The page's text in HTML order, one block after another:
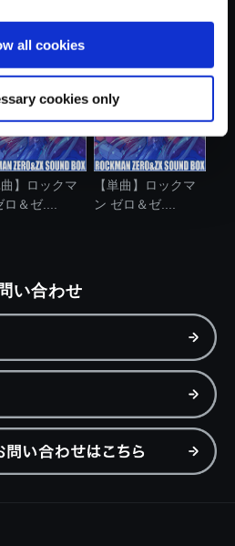
all cookies
cookies only
ロ＆ゼ....
ン ゼロ＆ゼ....
曲】ロックマ
ロ＆ゼ....
【単曲】ロックマ
ン ゼロ＆ゼ....
い合わせ